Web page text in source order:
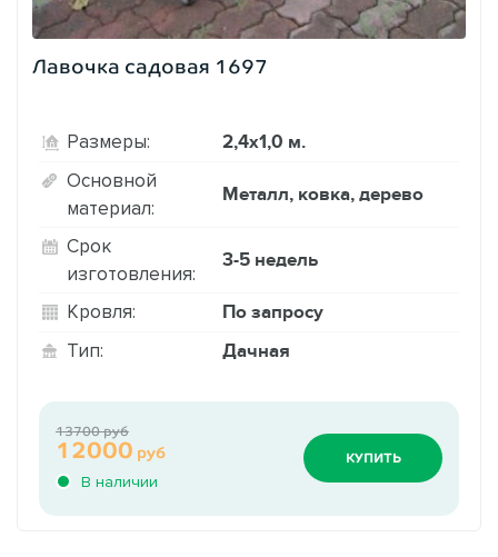
Лавочка садовая 1697
Размеры: 2,4х1,0 м.
Основной
материал:
Металл, ковка, дерево
Срок
изготовления:
3-5 недель
Кровля: По запросу
Тип: Дачная
В наличии
12000 руб
13700 руб
КУПИТЬ